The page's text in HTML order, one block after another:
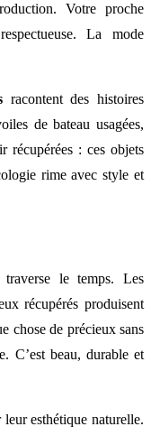
Votre proche
La mode
racontent des histoires
de bateau usagées,
récupérées : ces objets
rime avec style et
traverse le temps. Les
récupérés produisent
chose de précieux sans
C’est beau, durable et
esthétique naturelle.